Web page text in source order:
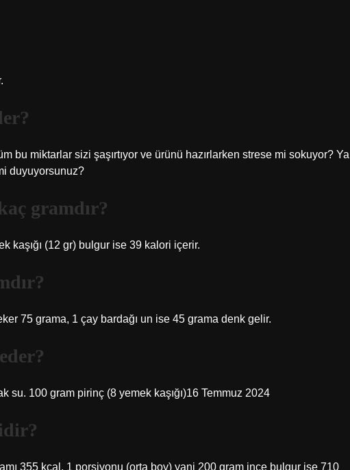
bu miktarlar sizi şaşırtıyor ve ürünü hazırlarken strese mi sokuyor? Ya
duyuyorsunuz?
gramdır?
kaşığı (12 gr) bulgur ise 39 kalori içerir.
75 grama, 1 çay bardağı un ise 45 grama denk gelir.
su. 100 gram pirinç (8 yemek kaşığı)16 Temmuz 2024
355 kcal, 1 porsiyonu (orta boy) yani 200 gram ince bulgur ise 710